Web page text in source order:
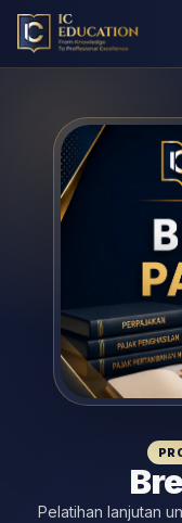
Pelatihan lanjutan